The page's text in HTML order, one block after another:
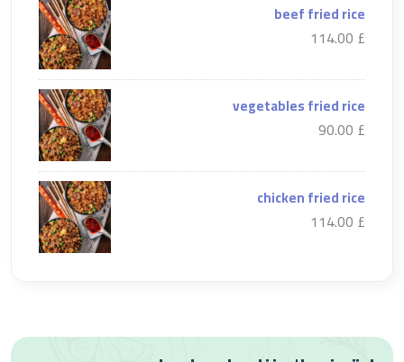
beef fried rice
£ 114.00
vegetables fried rice
£ 90.00
chicken fried rice
£ 114.00